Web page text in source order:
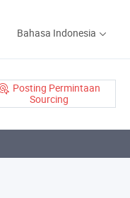
Bahasa Indonesia
Posting Permintaan
Sourcing